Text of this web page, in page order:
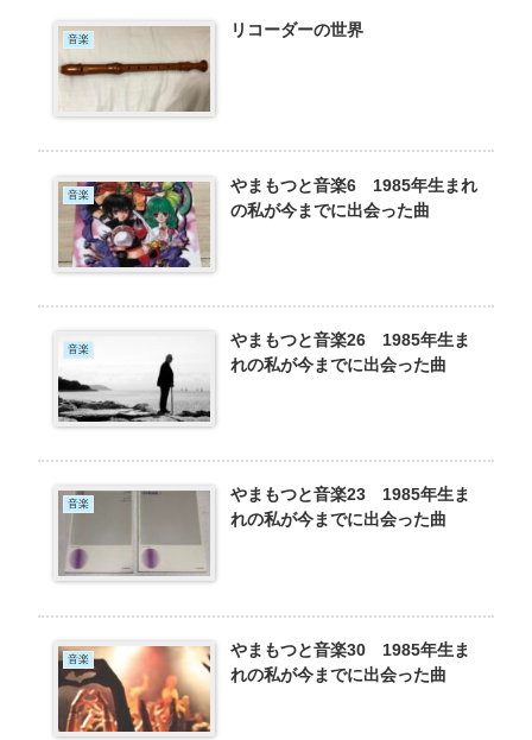
音楽 リコーダーの世界
音楽
やまもつと音楽6 1985年生まれ
の私が今までに出会った曲
音楽
やまもつと音楽26 1985年生ま
れの私が今までに出会った曲
音楽
やまもつと音楽23 1985年生ま
れの私が今までに出会った曲
音楽
やまもつと音楽30 1985年生ま
れの私が今までに出会った曲